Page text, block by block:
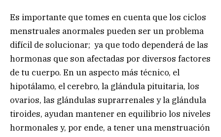
Es importante que tomes en cuenta que los ciclos
menstruales anormales pueden ser un problema
difícil de solucionar; ya que todo dependerá de las
hormonas que son afectadas por diversos factores
de tu cuerpo. En un aspecto más técnico, el
hipotálamo, el cerebro, la glándula pituitaria, los
ovarios, las glándulas suprarrenales y la glándula
tiroides, ayudan mantener en equilibrio los niveles
hormonales y, por ende, a tener una menstruación